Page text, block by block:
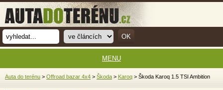
Auta do terénu > Offroad bazar 4x4 > Škoda > Karoq > Škoda Karoq 1.5 TSI Ambition
MENU